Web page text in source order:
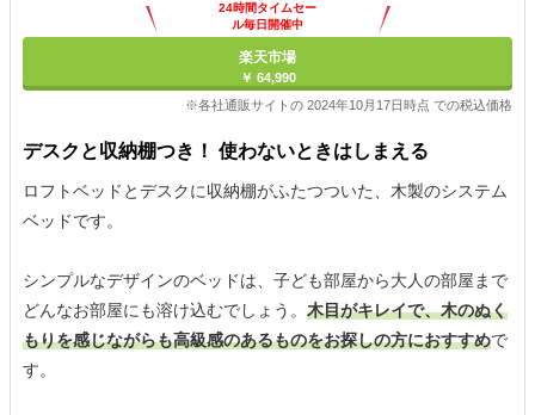
24時間タイムセー
ル毎日開催中
楽天市場
￥ 64,990
※各社通販サイトの 2024年10月17日時点 での税込価格
デスクと収納棚つき！ 使わないときはしまえる
ロフトベッドとデスクに収納棚がふたつついた、木製のシステム
ベッドです。
シンプルなデザインのベッドは、子ども部屋から大人の部屋まで
どんなお部屋にも溶け込むでしょう。 木目がキレイで、木のぬく
もりを感じながらも高級感のあるものをお探しの方におすすめで
す。